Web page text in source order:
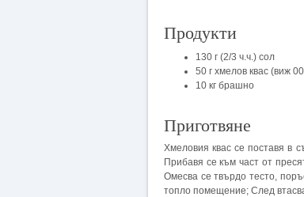
Продукти
130 г (2/3 ч.ч.) сол
50 г хмелов квас (виж
10 кг брашно
Приготвяне
Хмеловия квас се поставя в
Прибавя се към част от
Омесва се твърдо тесто,
топло помещение; След